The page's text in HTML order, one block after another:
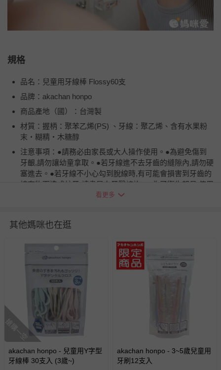
規格
品名：兒童用牙線棒 Flossy60支
品牌：akachan honpo
商品產地（國）：台灣製
材質：握柄：聚苯乙烯(PS) 、牙線：聚乙烯、含有水果粉
末・糊精・木糖醇
注意事項：●請務必由家長或大人操作使用。●為避免傷到
牙齦,請勿讓幼童拿取。●若牙線進不去牙齒的縫隙內,請勿硬
塞進去。●若牙線不小心勾到脫線時,有可能會損害到牙齒的
填充物而造成蛀牙,請盡早向牙醫諮詢。●為了衛生起見,使用
過的牙線棒請勿重複使用。●牙線上可能會有一點顏色,那是
度：80℃
退換貨須知
您所購買的商品享有7天的鑑賞期／猶豫期權益，但此期間
並非試用期，您所退回的商品必須是未經使用的全新狀態，
包含完整包裝、配件、說明文件及贈品等。
如需退換貨，請於收到商品7天（含例假日內提出），如為
瑕疵退換貨所產生的運費，將由媽咪愛負責處理，若非瑕疵
退貨，您可至『查詢訂單』>『已出貨』中查詢該筆訂單，
並點選『我要退貨』即可進行申請。若有相關退貨問題，請
至媽咪愛
LINE@客服ID: @mamilove
我們將依序為您處理
與服務，謝謝。
看更多
其他媽咪也在逛
搶購一空
akachan honpo - 兒童用Y字型
牙線棒 30支入 (3歲~)
akachan honpo - 3~5歲兒童用
牙刷12支入